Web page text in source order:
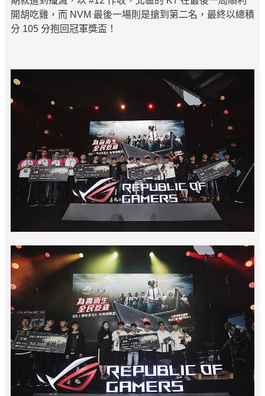
開胡吃雞，而 NVM 最後一場則是搶到第二名，最終以總積
分 105 分抱回冠軍獎盃！